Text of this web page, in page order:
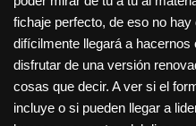
fichaje perfecto, de eso no
difícilmente llegará a hacernos
disfrutar de una versión
cosas que decir. A ver si el
incluye o si pueden llegar a